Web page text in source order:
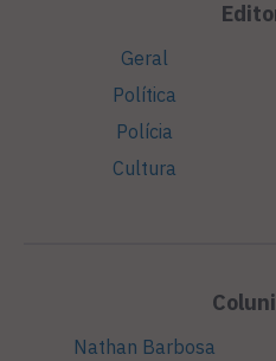
Geral
Política
Polícia
Cultura
Nathan Barbosa